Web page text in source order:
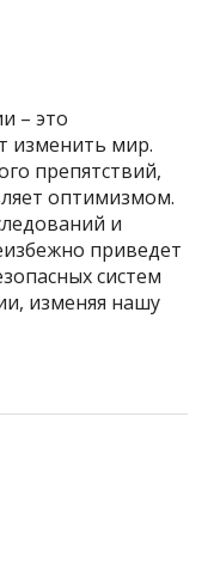
– это
изменить мир.
препятствий,
оптимизмом.
и
приведет
систем
изменяя нашу